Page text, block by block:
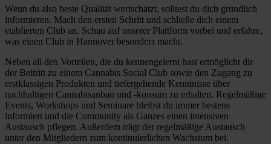
Wenn du also beste Qualität wertschätzt, solltest du dich gründlich
informieren. Mach den ersten Schritt und schließe dich einem
etablierten Club an. Schau auf unserer Plattform vorbei und erfahre,
was einen Club in Hannover besonders macht.
Neben all den Vorteilen, die du kennengelernt hast ermöglicht dir
der Beitritt zu einem Cannabis Social Club sowie den Zugang zu
erstklassigen Produkten und tiefergehende Kenntnisse über
nachhaltigen Cannabisanbau und -konsum zu erhalten. Regelmäßige
Events, Workshops und Seminare bleibst du immer bestens
informiert und die Community als Ganzes einen intensiven
Austausch pflegen. Außerdem trägt der regelmäßige Austausch
unter den Mitgliedern zum kontinuierlichen Wachstum bei.